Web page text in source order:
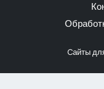
Cайты